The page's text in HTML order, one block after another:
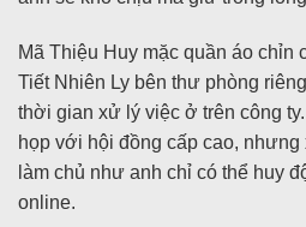
Mã Thiệu Huy mặc quần áo
Tiết Nhiên Ly bên thư phòng
thời gian xử lý việc ở trên công
họp với hội đồng cấp cao,
làm chủ như anh chỉ có thể huy
online.